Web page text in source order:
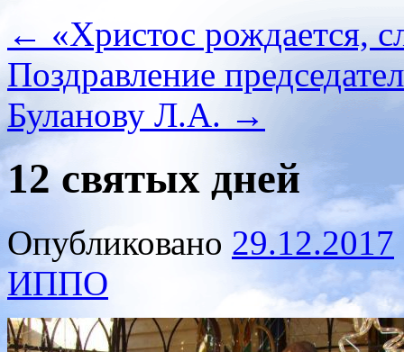
← «Христос рождается,
Поздравление
Буланову Л.А. →
12 святых дней
Опубликовано 29.12.2017
ИППО